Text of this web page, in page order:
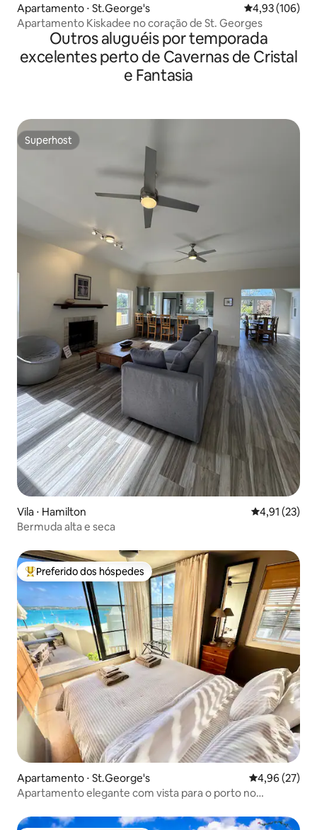
Apartamento ⋅ St.George's 4,93 de uma
4,93 (106)
Apartamento Kiskadee no coração de St. Georges
Outros aluguéis por temporada
excelentes perto de Cavernas de Cristal
e Fantasia
Superhost
Superhost
Vila ⋅ Hamilton 4,91 de uma
4,91 (23)
Bermuda alta e seca
Entre os melhores preferidos dos hóspedes
Preferido dos hóspedes
Apartamento ⋅ St.George's 4,96 de uma
4,96 (27)
Apartamento elegante com vista para o porto no